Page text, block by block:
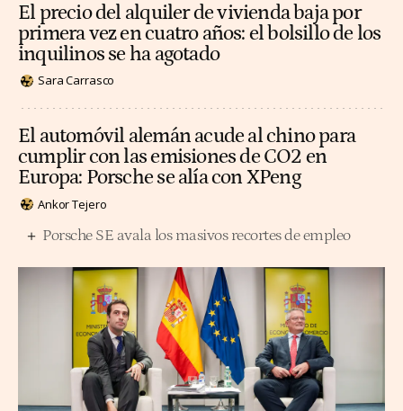
El precio del alquiler de vivienda baja por
primera vez en cuatro años: el bolsillo de los
inquilinos se ha agotado
Sara Carrasco
El automóvil alemán acude al chino para
cumplir con las emisiones de CO2 en
Europa: Porsche se alía con XPeng
Ankor Tejero
Porsche SE avala los masivos recortes de empleo